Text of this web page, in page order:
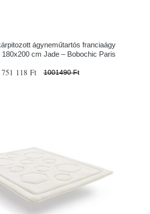
ágyneműtartós franciaágy
cm Jade – Bobochic Paris
751 118 Ft 1001490 Ft